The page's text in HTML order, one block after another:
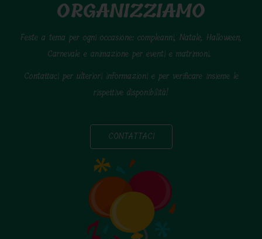
ORGANIZZIAMO
Feste a tema per ogni occasione: compleanni, Natale, Halloween,
Carnevale e animazione per eventi e matrimoni.
Contattaci per ulteriori informazioni e per verificare insieme le
rispettive disponibilità!
CONTATTACI